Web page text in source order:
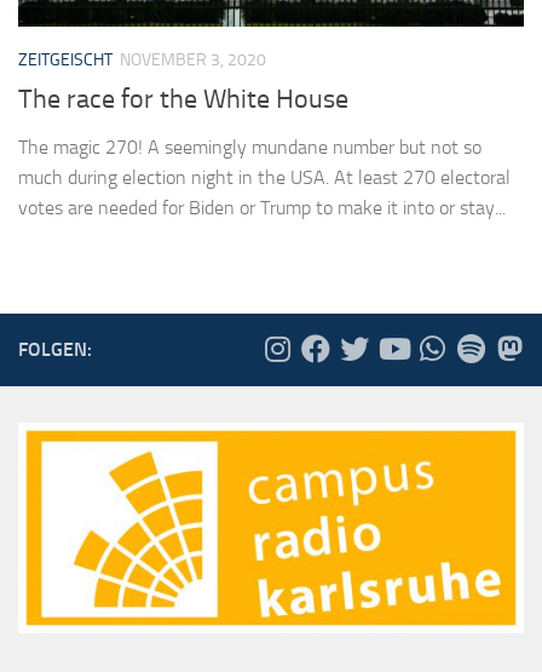
ZEITGEISCHT NOVEMBER 3, 2020
The race for the White House
The magic 270! A seemingly mundane number but not so
much during election night in the USA. At least 270 electoral
votes are needed for Biden or Trump to make it into or stay...
FOLGEN: